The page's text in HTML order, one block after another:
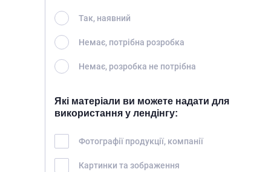
Так, наявний
Немає, потрібна розробка
Немає, розробка не потрібна
Які матеріали ви можете надати для
використання у лендінгу:
Фотографії продукції, компанії
Картинки та зображення